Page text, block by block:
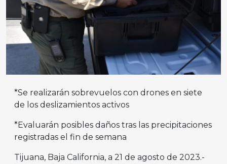
*Se realizarán sobrevuelos con drones en siete
de los deslizamientos activos
*Evaluarán posibles daños tras las precipitaciones
registradas el fin de semana
Tijuana, Baja California, a 21 de agosto de 2023.-